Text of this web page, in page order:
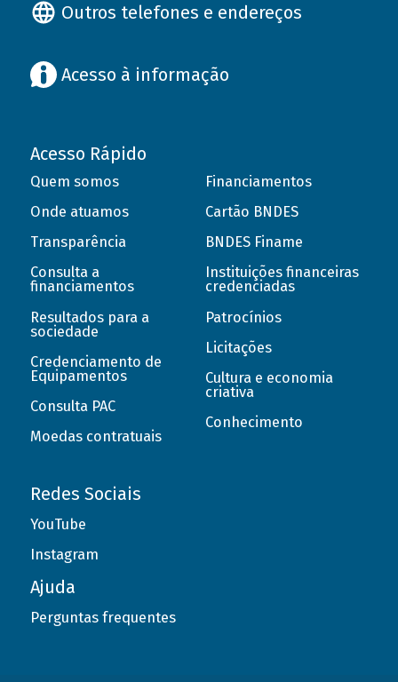
Outros telefones e endereços
Acesso à informação
Acesso Rápido
Quem somos
Onde atuamos
Transparência
Consulta a
financiamentos
Resultados para a
sociedade
Credenciamento de
Equipamentos
Consulta PAC
Moedas contratuais
Financiamentos
Cartão BNDES
BNDES Finame
Instituições financeiras
credenciadas
Patrocínios
Licitações
Cultura e economia
criativa
Conhecimento
Redes Sociais
YouTube
Instagram
Ajuda
Perguntas frequentes